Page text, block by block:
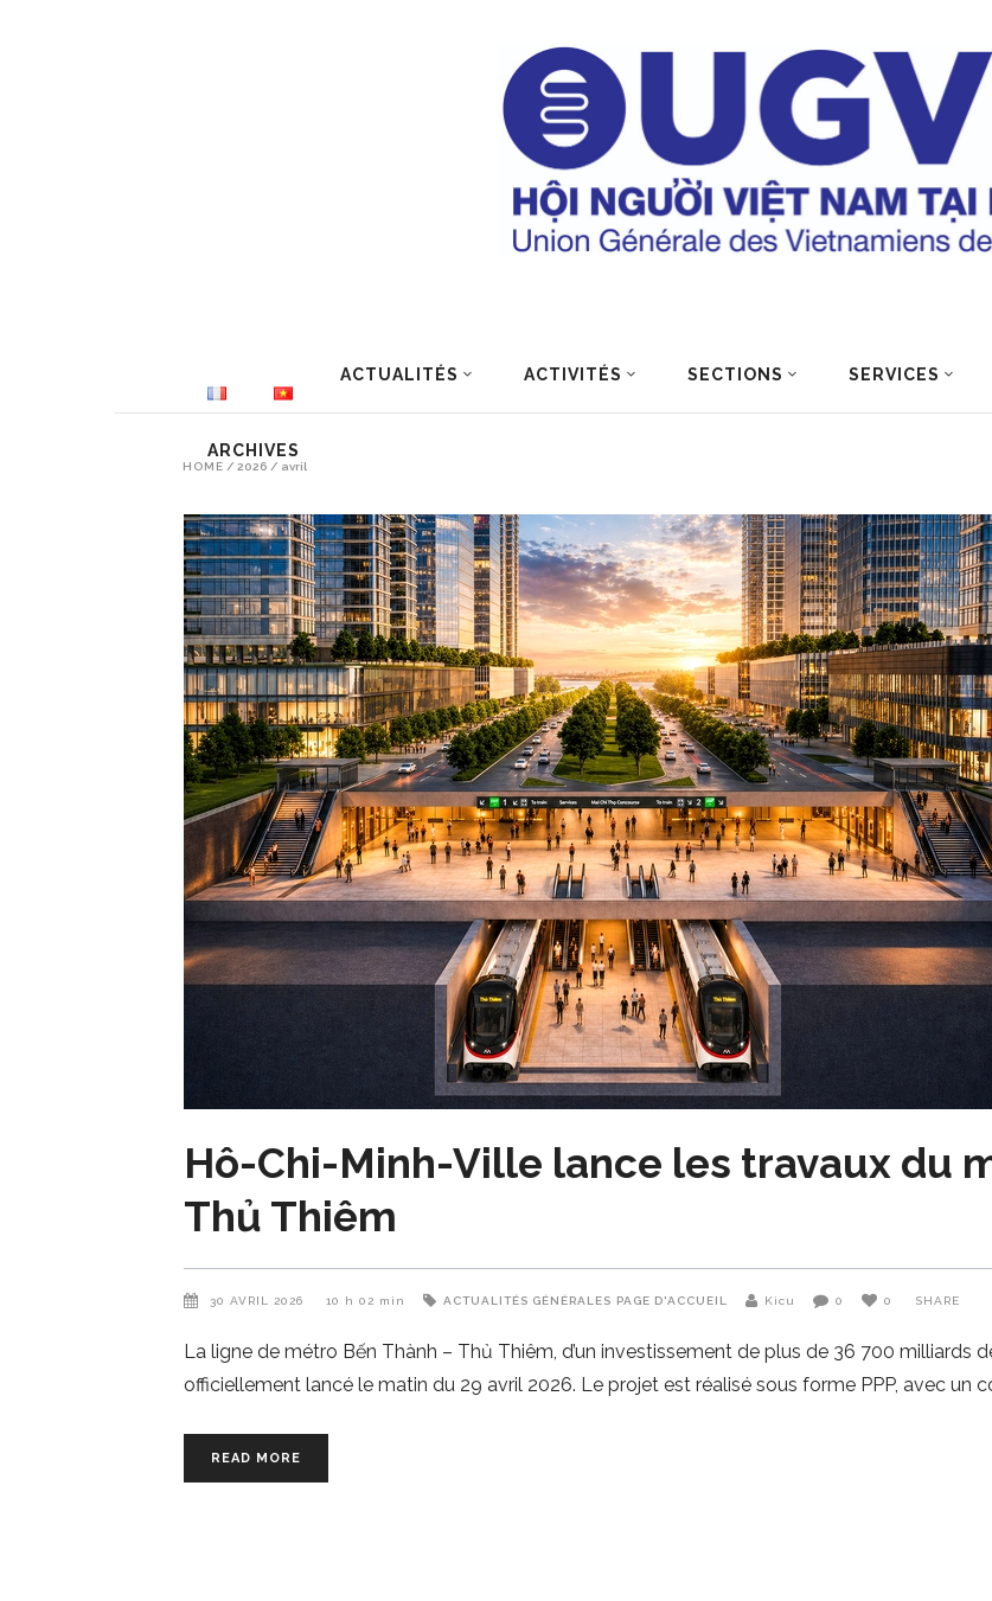
ACTUALITÉS ACTIVITÉS SECTIONS SERVICES
ARCHIVES
HOME / 2026 / avril
Hô-Chi-Minh-Ville lance les travaux du
Thủ Thiêm
30 AVRIL 2026 10 h 02 min ACTUALITÉS GÉNÉRALES PAGE D'ACCUEIL Kicu 0 0 SHARE
La ligne de métro Bến Thành – Thủ Thiêm, d’un investissement de plus de 36 700 milliards
officiellement lancé le matin du 29 avril 2026. Le projet est réalisé sous forme PPP, avec un
READ MORE